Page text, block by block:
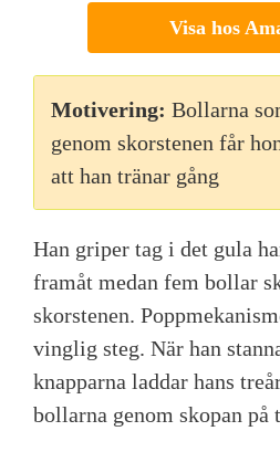
Visa hos
Motivering: Bollarna
genom skorstenen får
att han tränar gång
Han griper tag i det gula
framåt medan fem bollar
skorstenen.
vinglig steg. När han
knapparna laddar hans
bollarna genom skopan på